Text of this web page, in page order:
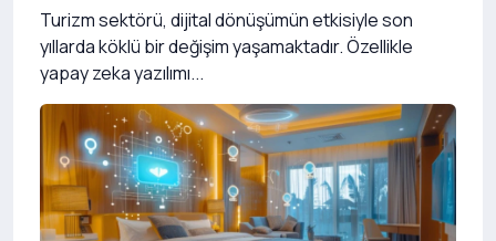
Turizm sektörü, dijital dönüşümün etkisiyle son
yıllarda köklü bir değişim yaşamaktadır. Özellikle
yapay zeka yazılımı...